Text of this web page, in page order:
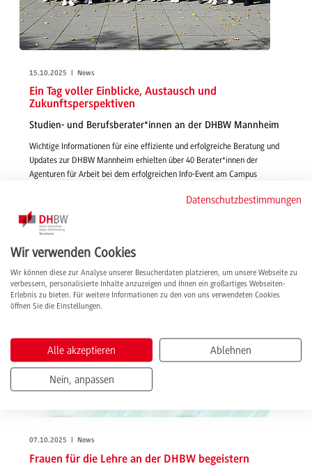
15.10.2025 | News
Ein Tag voller Einblicke, Austausch und
Zukunftsperspektiven
Studien- und Berufsberater*innen an der DHBW Mannheim
Wichtige Informationen für eine effiziente und erfolgreiche Beratung und
Updates zur DHBW Mannheim erhielten über 40 Berater*innen der
Agenturen für Arbeit bei dem erfolgreichen Info-Event am Campus
07.10.2025 | News
Frauen für die Lehre an der DHBW begeistern
Datenschutzbestimmungen
Wir verwenden Cookies
Wir können diese zur Analyse unserer Besucherdaten platzieren, um unsere Webseite zu
verbessern, personalisierte Inhalte anzuzeigen und Ihnen ein großartiges Webseiten-
Erlebnis zu bieten. Für weitere Informationen zu den von uns verwendeten Cookies
öffnen Sie die Einstellungen.
Alle akzeptieren Ablehnen
Nein, anpassen